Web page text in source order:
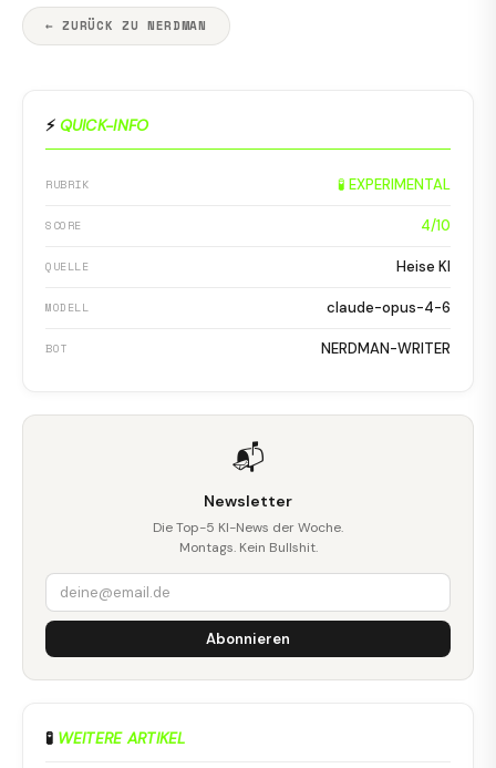
← ZURÜCK ZU NERDMAN
⚡ QUICK-INFO
RUBRIK 🧪 EXPERIMENTAL
SCORE 4/10
QUELLE Heise KI
MODELL claude-opus-4-6
BOT NERDMAN-WRITER
📬
Newsletter
Die Top-5 KI-News der Woche.
Montags. Kein Bullshit.
Abonnieren
🧪 WEITERE ARTIKEL